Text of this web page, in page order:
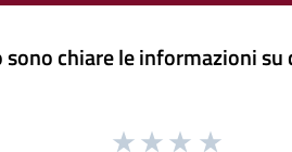
sono chiare le informazioni su